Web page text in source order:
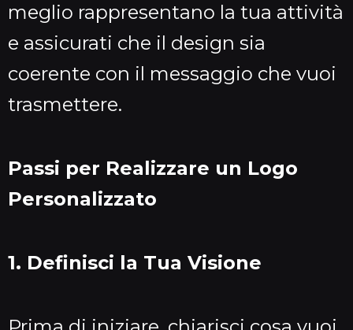
meglio rappresentano la tua attività
e assicurati che il design sia
coerente con il messaggio che vuoi
trasmettere.
Passi per Realizzare un Logo
Personalizzato
1. Definisci la Tua Visione